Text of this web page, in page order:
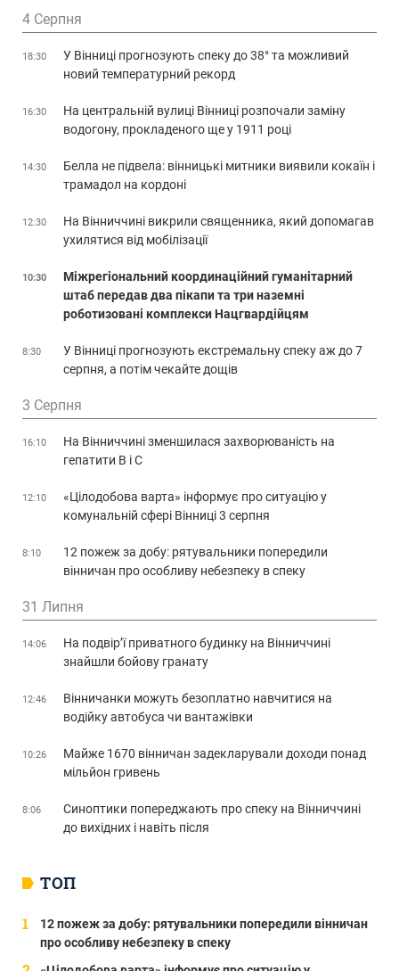
ТОП
12 пожеж за добу: рятувальники попередили вінничан
про особливу небезпеку в спеку
4 Серпня
18:30
У Вінниці прогнозують спеку до 38° та можливий
новий температурний рекорд
16:30
На центральній вулиці Вінниці розпочали заміну
водогону, прокладеного ще у 1911 році
14:30
Белла не підвела: вінницькі митники виявили кокаїн і
трамадол на кордоні
12:30
На Вінниччині викрили священника, який допомагав
ухилятися від мобілізації
10:30
Міжрегіональний координаційний гуманітарний
штаб передав два пікапи та три наземні
роботизовані комплекси Нацгвардійцям
8:30
У Вінниці прогнозують екстремальну спеку аж до 7
серпня, а потім чекайте дощів
3 Серпня
16:10
На Вінниччині зменшилася захворюваність на
гепатити В і С
12:10
«Цілодобова варта» інформує про ситуацію у
комунальній сфері Вінниці 3 серпня
8:10
12 пожеж за добу: рятувальники попередили
вінничан про особливу небезпеку в спеку
31 Липня
14:06
На подвір’ї приватного будинку на Вінниччині
знайшли бойову гранату
12:46
Вінничанки можуть безоплатно навчитися на
водійку автобуса чи вантажівки
10:26
Майже 1670 вінничан задекларували доходи понад
мільйон гривень
8:06
Синоптики попереджають про спеку на Вінниччині
до вихідних і навіть після